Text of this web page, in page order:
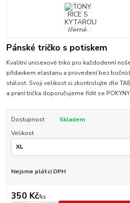
Pánské tričko s potiskem
Kvalitní unisexové triko pro každodenní
přídavkem elastanu a provedení bez
stálost. Svoji velikost si zkontrolujte dle
a praní trička doporučujeme řídit se POKYNY
Dostupnost
Skladem
Velikost
Nejsme plátci DPH
350 Kč/ks